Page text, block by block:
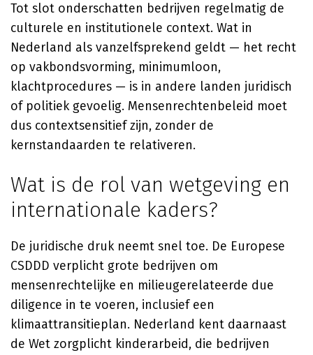
Tot slot onderschatten bedrijven regelmatig de
culturele en institutionele context. Wat in
Nederland als vanzelfsprekend geldt — het recht
op vakbondsvorming, minimumloon,
klachtprocedures — is in andere landen juridisch
of politiek gevoelig. Mensenrechtenbeleid moet
dus contextsensitief zijn, zonder de
kernstandaarden te relativeren.
Wat is de rol van wetgeving en
internationale kaders?
De juridische druk neemt snel toe. De Europese
CSDDD verplicht grote bedrijven om
mensenrechtelijke en milieugerelateerde due
diligence in te voeren, inclusief een
klimaattransitieplan. Nederland kent daarnaast
de Wet zorgplicht kinderarbeid, die bedrijven